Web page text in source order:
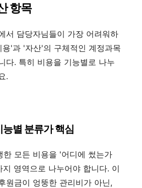
항목
서 담당자님들이 가장 어려워하
'과 '자산'의 구체적인 계정과목
다. 특히 비용을 기능별로 나누
.
능별 분류가 핵심
한 모든 비용을 '어디에 썼는가
영역으로 나누어야 합니다. 이
원금이 엉뚱한 관리비가 아닌,